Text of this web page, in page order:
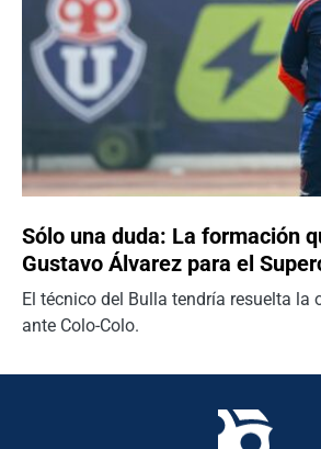
Sólo una duda: La formación
Gustavo Álvarez para el
El técnico del Bulla tendría resuelta la
ante Colo-Colo.